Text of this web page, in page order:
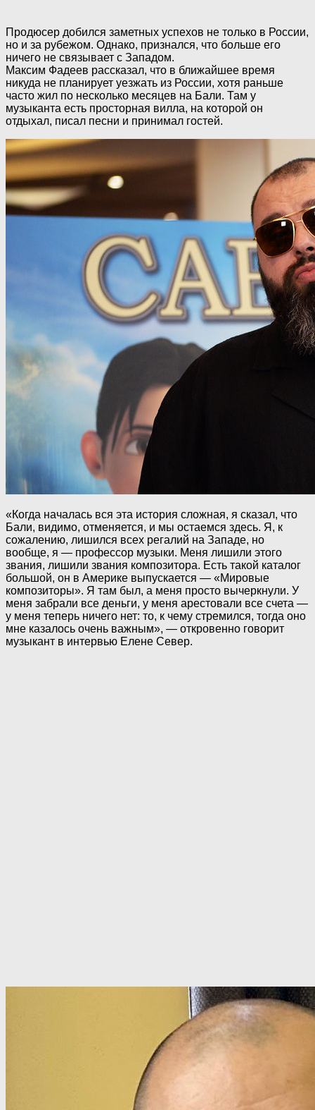
Продюсер добился заметных успехов не только в России,
но и за рубежом. Однако, признался, что больше его
ничего не связывает с Западом.
Максим Фадеев рассказал, что в ближайшее время
никуда не планирует уезжать из России, хотя раньше
часто жил по несколько месяцев на Бали. Там у
музыканта есть просторная вилла, на которой он
отдыхал, писал песни и принимал гостей.
«Когда началась вся эта история сложная, я сказал, что
Бали, видимо, отменяется, и мы остаемся здесь. Я, к
сожалению, лишился всех регалий на Западе, но
вообще, я — профессор музыки. Меня лишили этого
звания, лишили звания композитора. Есть такой каталог
большой, он в Америке выпускается — «Мировые
композиторы». Я там был, а меня просто вычеркнули. У
меня забрали все деньги, у меня арестовали все счета —
у меня теперь ничего нет: то, к чему стремился, тогда оно
мне казалось очень важным», — откровенно говорит
музыкант в интервью Елене Север.